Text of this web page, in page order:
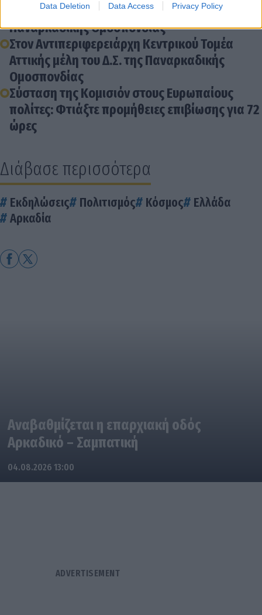
Data Deletion Data Access Privacy Policy
καλωσορίσματος του νέου έτους της
Παναρκαδικής Ομοσπονδίας
Στον Αντιπεριφερειάρχη Κεντρικού Τομέα
Αττικής μέλη του Δ.Σ. της Παναρκαδικής
Ομοσπονδίας
Σύσταση της Κομισιόν στους Ευρωπαίους
πολίτες: Φτιάξτε προμήθειες επιβίωσης για 72
ώρες
Διάβασε περισσότερα
Εκδηλώσεις Πολιτισμός Κόσμος
Ελλάδα
Αρκαδία